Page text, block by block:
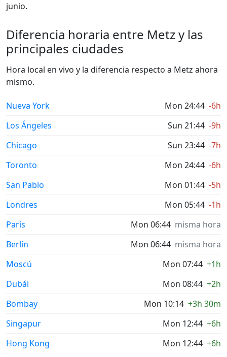
junio.
Diferencia horaria entre Metz y las
principales ciudades
Hora local en vivo y la diferencia respecto a Metz ahora
mismo.
Nueva York Mon 24:44 -6h
Los Ángeles
Sun 21:44 -9h
Chicago
Sun 23:44 -7h
Toronto
Mon 24:44 -6h
San Pablo
Mon 01:44 -5h
Londres
Mon 05:44 -1h
París
Mon 06:44 misma hora
Berlín
Mon 06:44 misma hora
Moscú
Mon 07:44 +1h
Dubái
Mon 08:44 +2h
Bombay
Mon 10:14 +3h 30m
Singapur
Mon 12:44 +6h
Hong Kong
Mon 12:44 +6h